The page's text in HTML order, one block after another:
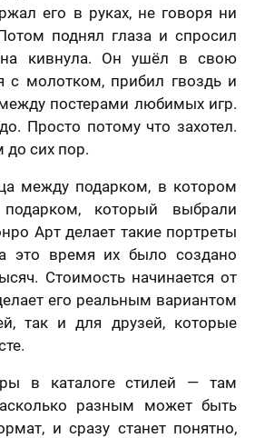
его в руках, не говоря ни
поднял глаза и спросил
кивнула. Он ушёл в свою
с молотком, прибил гвоздь и
постерами любимых игр.
Просто потому что захотел.
до сих пор.
между подарком, в котором
который выбрали
Арт делает такие портреты
это время их было создано
Стоимость начинается от
его реальным вариантом
так и для друзей, которые
в каталоге стилей — там
разным может быть
и сразу станет понятно,